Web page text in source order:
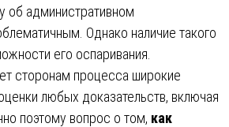
об административном
Однако наличие такого
его оспаривания.
сторонам процесса широкие
любых доказательств, включая
поэтому вопрос о том, как